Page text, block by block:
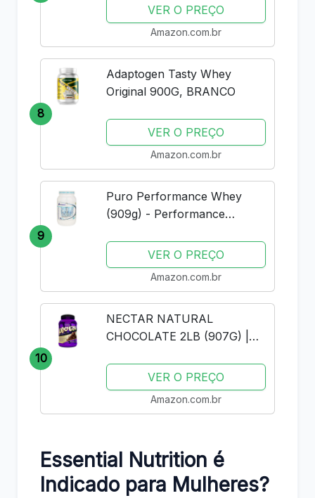
VER O PREÇO
Amazon.com.br
8
Adaptogen Tasty Whey
Original 900G, BRANCO
VER O PREÇO
Amazon.com.br
9
Puro Performance Whey
(909g) - Performance
VER O PREÇO
Amazon.com.br
10
NECTAR NATURAL
CHOCOLATE 2LB (907G) |
ISOLADOVER O PREÇO
Amazon.com.br
Essential Nutrition é
Indicado para Mulheres?